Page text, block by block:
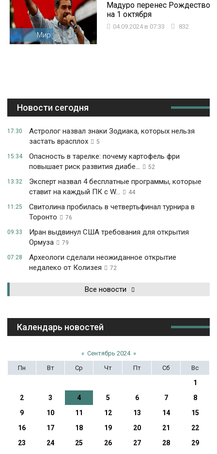
Мир
Мадуро перенес Рождество
на 1 октября
04.09.2024 в 07:33 832
Новости сегодня
17:30
Астролог назвал знаки Зодиака, которых нельзя
застать врасплох
5
15:34
Опасность в тарелке: почему картофель фри
повышает риск развития диабе...
52
13:32
Эксперт назвал 4 бесплатные программы, которые
ставит на каждый ПК с W...
44
11:25
Свитолина пробилась в четвертьфинал турнира в
Торонто
76
09:33
Иран выдвинул США требования для открытия
Ормуза
79
07:28
Археологи сделали неожиданное открытие
недалеко от Колизея
72
Все новости
Календарь новостей
« Сентябрь 2024 »
Пн
Вт Ср Чт Пт Сб Вс
1
2
3 4 5 6 7
8
9
10 11 12 13 14
15
16
17 18 19 20 21
22
23
24 25 26 27 28
29